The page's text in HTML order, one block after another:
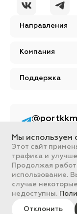
Направления
Компания
Поддержка
Вся информация,
характер и не
положениями Статьи
Все цены на сайте
ОГРН 1022401953496
ПОРТ 2011-2026
Политика обработки
контент PORT
портал
Мы используем
Этот сайт
трафика и
Продолжая
использование.
случае
недоступны.
Отклонить